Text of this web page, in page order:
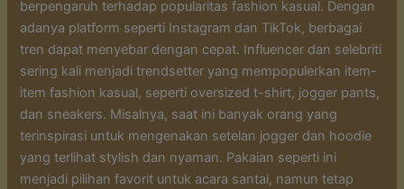
berpengaruh terhadap popularitas fashion kasual. Dengan
adanya platform seperti Instagram dan TikTok, berbagai
tren dapat menyebar dengan cepat. Influencer dan selebriti
sering kali menjadi trendsetter yang mempopulerkan item-
item fashion kasual, seperti oversized t-shirt, jogger pants,
dan sneakers. Misalnya, saat ini banyak orang yang
terinspirasi untuk mengenakan setelan jogger dan hoodie
yang terlihat stylish dan nyaman. Pakaian seperti ini
menjadi pilihan favorit untuk acara santai, namun tetap